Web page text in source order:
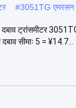
#3051TG एमरसन
ट्रांसमीटर
सीमाः 5 = ¥14.7...